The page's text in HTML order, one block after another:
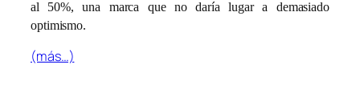
al 50%, una marca que no daría lugar a demasiado
optimismo.
(más…)